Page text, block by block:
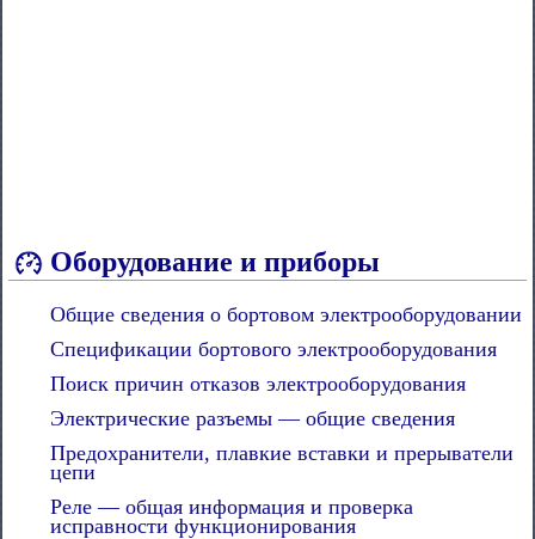
Оборудование и приборы
Общие сведения о бортовом электрооборудовании
Спецификации бортового электрооборудования
Поиск причин отказов электрооборудования
Электрические разъемы — общие сведения
Предохранители, плавкие вставки и прерыватели
цепи
Реле — общая информация и проверка
исправности функционирования